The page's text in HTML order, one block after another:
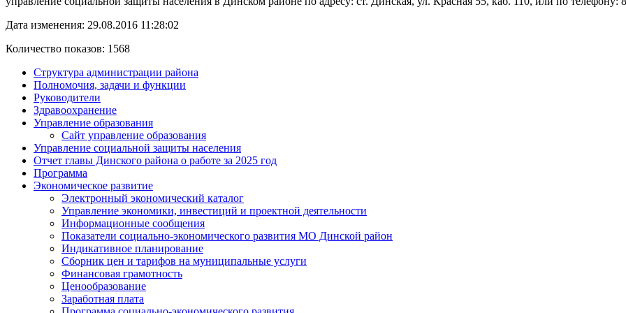
Дата изменения: 29.08.2016 11:28:02
Количество показов: 1568
Структура администрации района
Полномочия, задачи и функции
Руководители
Здравоохранение
Управление образования
Сайт управление образования
Управление социальной защиты населения
Отчет главы Динского района о работе за 2025 год
Программа
Экономическое развитие
Электронный экономический каталог
Управление экономики, инвестиций и проектной деятельности
Информационные сообщения
Показатели социально-экономического развития МО Динской район
Индикативное планирование
Сборник цен и тарифов на муниципальные услуги
Финансовая грамотность
Ценообразование
Заработная плата